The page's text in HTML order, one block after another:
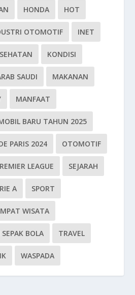
HONDA HOT
OTOMOTIF INET
KONDISI
SAUDI MAKANAN
MANFAAT
BARU TAHUN 2025
PARIS 2024 OTOMOTIF
LEAGUE SEJARAH
A SPORT
WISATA
BOLA TRAVEL
WASPADA